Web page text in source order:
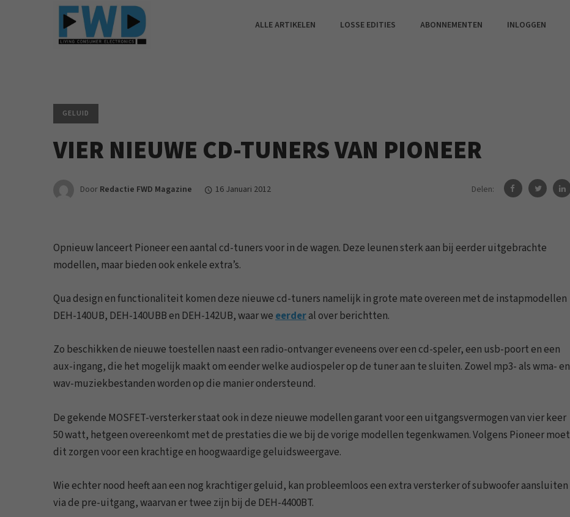
ALLE ARTIKELEN LOSSE EDITIES ABONNEMENTEN INLOGGEN
GELUID
VIER NIEUWE CD-TUNERS VAN PIONEER
Door Redactie FWD Magazine 16 Januari 2012 Delen:
Opnieuw lanceert Pioneer een aantal cd-tuners voor in de wagen. Deze leunen sterk aan bij eerder uitgebrachte
modellen, maar bieden ook enkele extra’s.
Qua design en functionaliteit komen deze nieuwe cd-tuners namelijk in grote mate overeen met de instapmodellen
DEH-140UB, DEH-140UBB en DEH-142UB, waar weeerderal over berichtten.
Zo beschikken de nieuwe toestellen naast een radio-ontvanger eveneens over een cd-speler, een usb-poort en een
aux-ingang, die het mogelijk maakt om eender welke audiospeler op de tuner aan te sluiten. Zowel mp3- als wma- en
wav-muziekbestanden worden op die manier ondersteund.
De gekende MOSFET-versterker staat ook in deze nieuwe modellen garant voor een uitgangsvermogen van vier keer
50 watt, hetgeen overeenkomt met de prestaties die we bij de vorige modellen tegenkwamen. Volgens Pioneer moet
dit zorgen voor een krachtige en hoogwaardige geluidsweergave.
Wie echter nood heeft aan een nog krachtiger geluid, kan probleemloos een extra versterker of subwoofer aansluiten
via de pre-uitgang, waarvan er twee zijn bij de DEH-4400BT.